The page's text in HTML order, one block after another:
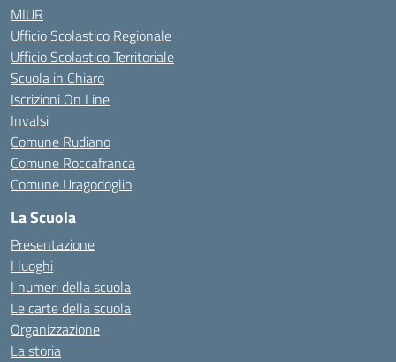
MIUR
Ufficio Scolastico Regionale
Ufficio Scolastico Territoriale
Scuola in Chiaro
Iscrizioni On Line
Invalsi
Comune Rudiano
Comune Roccafranca
Comune Uragodoglio
La Scuola
Presentazione
I luoghi
I numeri della scuola
Le carte della scuola
Organizzazione
La storia